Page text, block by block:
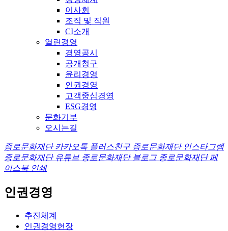
이사회
조직 및 직원
CI소개
열린경영
경영공시
공개청구
윤리경영
인권경영
고객중심경영
ESG경영
문화기부
오시는길
종로문화재단 카카오톡 플러스친구 종로문화재단 인스타그램
종로문화재단 유튜브 종로문화재단 블로그 종로문화재단 페
이스북 인쇄
인권경영
추진체계
인권경영헌장